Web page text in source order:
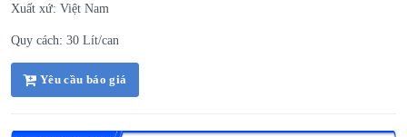
Xuất xứ: Việt Nam
Quy cách: 30 Lít/can
Yêu cầu báo giá